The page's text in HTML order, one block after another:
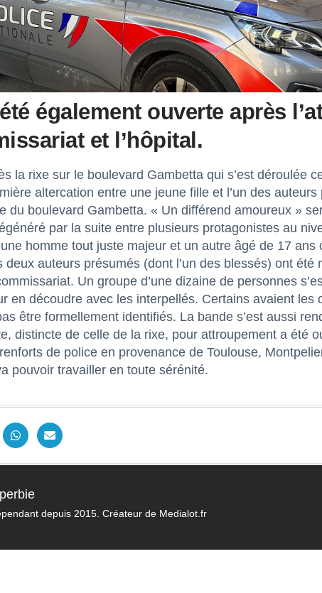
également ouverte après
et l’hôpital.
la rixe sur le boulevard Gambetta qui s’est déroulée
altercation entre une jeune fille et l’un des
du boulevard Gambetta. « Un différend amoureux »
par la suite entre plusieurs protagonistes au
homme tout juste majeur et un autre âgé de 17 ans
auteurs présumés (dont l’un des blessés) ont été
Un groupe d’une dizaine de personnes
en découdre avec les interpellés. Certains avaient les
être formellement identifiés. La bande s’est aussi
distincte de celle de la rixe, pour attroupement a été
de police en provenance de Toulouse,
pouvoir travailler en toute sérénité.
depuis 2015. Créateur de Medialot.fr